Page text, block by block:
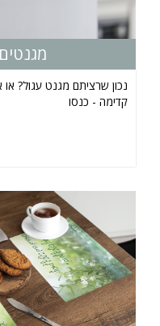
נכון שרציתם מגנט עגול?
קדימה - כנסו